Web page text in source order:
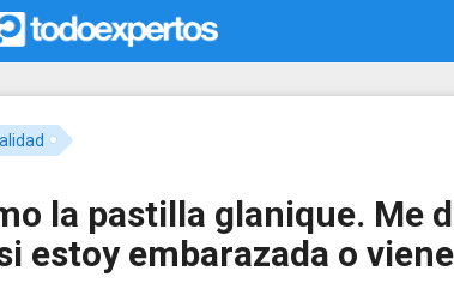
la pastilla glanique. Me
estoy embarazada o